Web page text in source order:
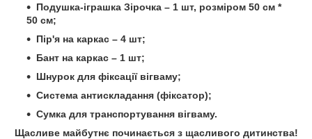
Подушка-іграшка Зірочка – 1 шт, розміром 50 см *
50 см;
Пір'я на каркас – 4 шт;
Бант на каркас – 1 шт;
Шнурок для фіксації вігваму;
Система антискладання (фіксатор);
Сумка для транспортування вігваму.
Щасливе майбутнє починається з щасливого дитинства!